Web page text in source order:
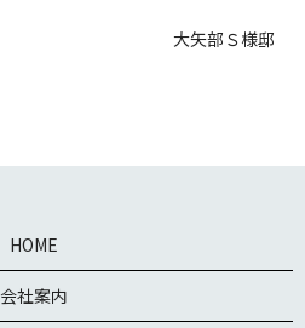
大矢部Ｓ様邸
HOME
会社案内